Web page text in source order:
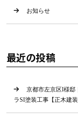
お知らせ
最近の投稿
京都市左京区I様邸
ラSI塗装工事【正木建装